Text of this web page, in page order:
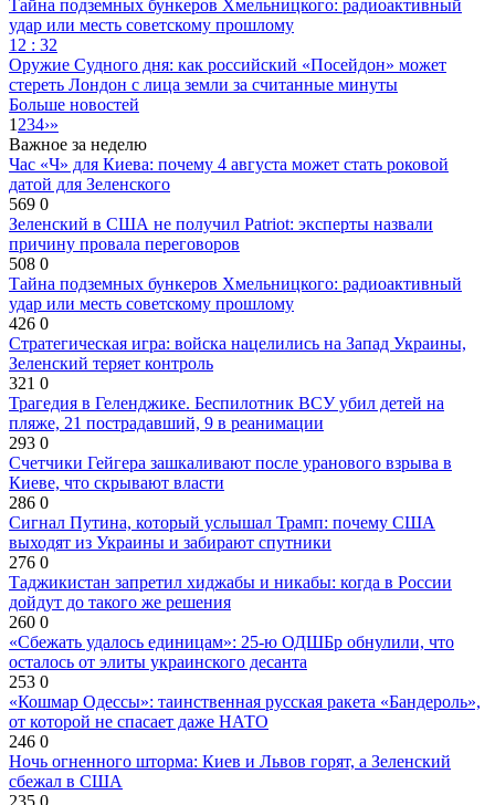
Тайна подземных бункеров Хмельницкого: радиоактивный
удар или месть советскому прошлому
12 : 32
Оружие Судного дня: как российский «Посейдон» может
стереть Лондон с лица земли за считанные минуты
Больше новостей
1 234›»
Важное за неделю
Час «Ч» для Киева: почему 4 августа может стать роковой
датой для Зеленского
569 0
Зеленский в США не получил Patriot: эксперты назвали
причину провала переговоров
508 0
Тайна подземных бункеров Хмельницкого: радиоактивный
удар или месть советскому прошлому
426 0
Стратегическая игра: войска нацелились на Запад Украины,
Зеленский теряет контроль
321 0
Трагедия в Геленджике. Беспилотник ВСУ убил детей на
пляже, 21 пострадавший, 9 в реанимации
293 0
Счетчики Гейгера зашкаливают после уранового взрыва в
Киеве, что скрывают власти
286 0
Сигнал Путина, который услышал Трамп: почему США
выходят из Украины и забирают спутники
276 0
Таджикистан запретил хиджабы и никабы: когда в России
дойдут до такого же решения
260 0
«Сбежать удалось единицам»: 25-ю ОДШБр обнулили, что
осталось от элиты украинского десанта
253 0
«Кошмар Одессы»: таинственная русская ракета «Бандероль»,
от которой не спасает даже НАТО
246 0
Ночь огненного шторма: Киев и Львов горят, а Зеленский
сбежал в США
235 0